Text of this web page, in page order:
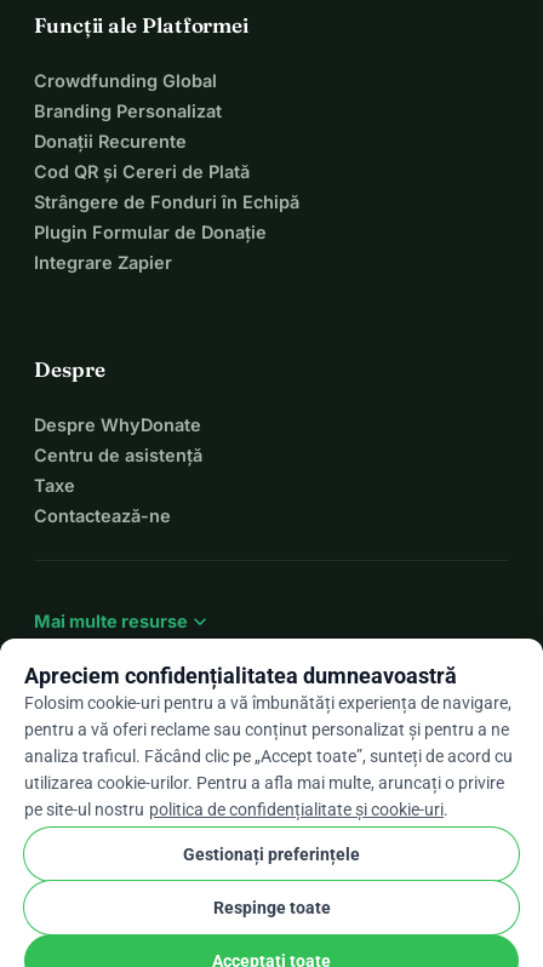
Funcții ale Platformei
Crowdfunding Global
Branding Personalizat
Donații Recurente
Cod QR și Cereri de Plată
Strângere de Fonduri în Echipă
Plugin Formular de Donație
Integrare Zapier
Despre
Despre WhyDonate
Centru de asistență
Taxe
Contactează-ne
Mai multe resurse expand_more
Roarrow_drop_down
★★★★★4,9 / 5 pe baza a peste 500 de recenzii
WhyDonate
Confidențialitate și cookie-uri
Termeni și condiții
Setările pentru cookie-uri
stripe checkPartener Verificat
Apreciem confidențialitatea dumneavoastră
Folosim cookie-uri pentru a vă îmbunătăți experiența de navigare,
pentru a vă oferi reclame sau conținut personalizat și pentru a ne
analiza traficul. Făcând clic pe „Accept toate”, sunteți de acord cu
utilizarea cookie-urilor. Pentru a afla mai multe, aruncați o privire
pe site-ul nostru politica de confidențialitate și cookie-uri.
Gestionați preferințele
Respinge toate
Acceptați toate